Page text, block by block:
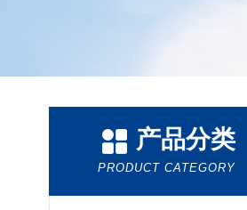
产品分类
PRODUCT CATEGORY